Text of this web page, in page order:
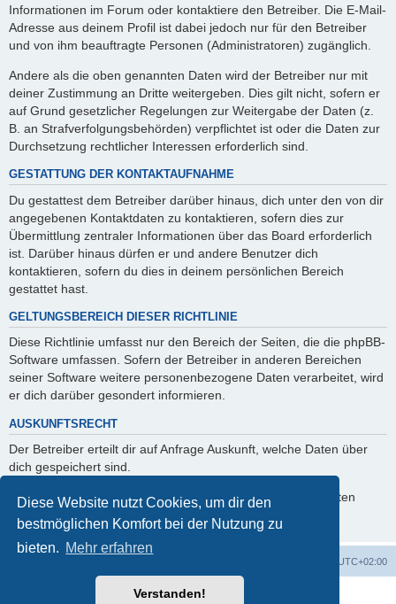
Diese Website nutzt Cookies, um dir den
bestmöglichen Komfort bei der Nutzung zu
bieten. Mehr erfahren
Verstanden!
Informationen im Forum oder kontaktiere den Betreiber. Die E-Mail-
Adresse aus deinem Profil ist dabei jedoch nur für den Betreiber
und von ihm beauftragte Personen (Administratoren) zugänglich.
Andere als die oben genannten Daten wird der Betreiber nur mit
deiner Zustimmung an Dritte weitergeben. Dies gilt nicht, sofern er
auf Grund gesetzlicher Regelungen zur Weitergabe der Daten (z.
B. an Strafverfolgungsbehörden) verpflichtet ist oder die Daten zur
Durchsetzung rechtlicher Interessen erforderlich sind.
GESTATTUNG DER KONTAKTAUFNAHME
Du gestattest dem Betreiber darüber hinaus, dich unter den von dir
angegebenen Kontaktdaten zu kontaktieren, sofern dies zur
Übermittlung zentraler Informationen über das Board erforderlich
ist. Darüber hinaus dürfen er und andere Benutzer dich
kontaktieren, sofern du dies in deinem persönlichen Bereich
gestattet hast.
GELTUNGSBEREICH DIESER RICHTLINIE
Diese Richtlinie umfasst nur den Bereich der Seiten, die die phpBB-
Software umfassen. Sofern der Betreiber in anderen Bereichen
seiner Software weitere personenbezogene Daten verarbeitet, wird
er dich darüber gesondert informieren.
AUSKUNFTSRECHT
Der Betreiber erteilt dir auf Anfrage Auskunft, welche Daten über
dich gespeichert sind.
Du kannst jederzeit die Löschung bzw. Sperrung deiner Daten
verlangen. Kontaktiere hierzu bitte den Betreiber.
UTC+02:00
Powered byphpBB® Forum Software © phpBB Limited